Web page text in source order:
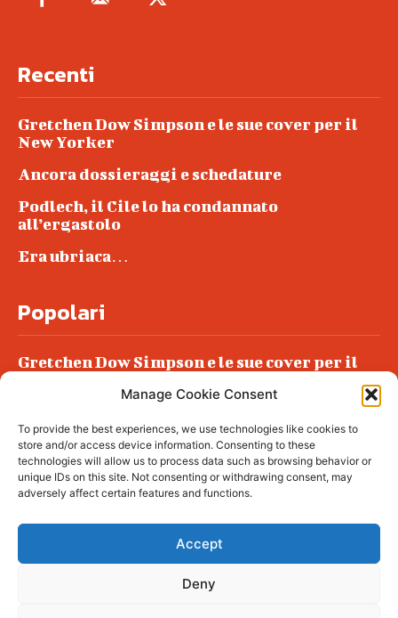
Manage Cookie Consent
To provide the best experiences, we use technologies like cookies to
store and/or access device information. Consenting to these
technologies will allow us to process data such as browsing behavior or
unique IDs on this site. Not consenting or withdrawing consent, may
adversely affect certain features and functions.
Accept
Deny
Recenti
Gretchen Dow Simpson e le sue cover per il
New Yorker
Ancora dossieraggi e schedature
Podlech, il Cile lo ha condannato
all’ergastolo
Era ubriaca…
Popolari
Gretchen Dow Simpson e le sue cover per il
Podlech, il Cile lo ha condannato
all’ergastolo
Era ubriaca…
© tagDiv - All rights reserved. Made with